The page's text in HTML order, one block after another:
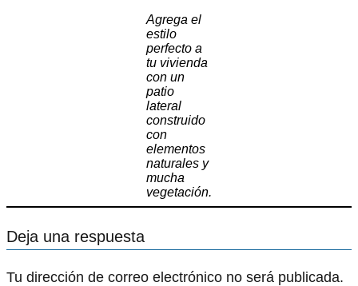
Agrega el
estilo
perfecto a
tu vivienda
con un
patio
lateral
construido
con
elementos
naturales y
mucha
vegetación.
Deja una respuesta
Tu dirección de correo electrónico no será publicada.